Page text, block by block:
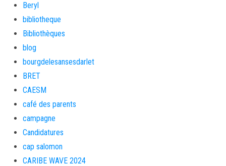
Beryl
bibliotheque
Bibliothèques
blog
bourgdelesansesdarlet
BRET
CAESM
café des parents
campagne
Candidatures
cap salomon
CARIBE WAVE 2024